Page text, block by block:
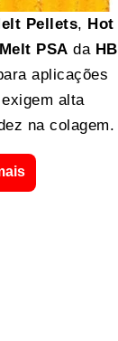
Pellets, Hot
PSA da HB
aplicações
alta
na colagem.